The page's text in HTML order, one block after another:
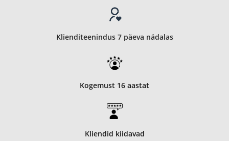
Klienditeenindus 7 päeva nädalas
Kogemust 16 aastat
Kliendid kiidavad